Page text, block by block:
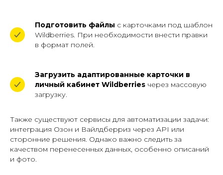
Подготовить файлы с карточками под шаблон
Wildberries. При необходимости внести правки
в формат полей.
Загрузить адаптированные карточки в
личный кабинет Wildberries через массовую
загрузку.
Также существуют сервисы для автоматизации задачи:
интеграция Озон и Вайлдберриз через API или
сторонние решения. Однако важно следить за
качеством перенесенных данных, особенно описаний
и фото.